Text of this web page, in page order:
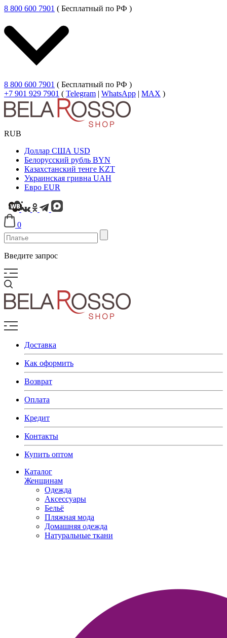
8 800 600 7901 ( Бесплатный по РФ )
8 800 600 7901 ( Бесплатный по РФ )
+7 901 929 7901 ( Telegram | WhatsApp | MAX )
RUB
Доллар США USD
Белорусский рубль BYN
Казахстанский тенге KZT
Украинская гривна UAH
Евро EUR
0
Введите запрос
Доставка
Как оформить
Возврат
Оплата
Кредит
Контакты
Купить оптом
Каталог
Женщинам
Одежда
Аксессуары
Бельё
Пляжная мода
Домашняя одежда
Натуральные ткани